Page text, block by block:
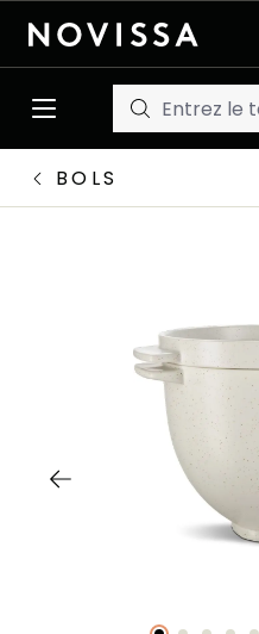
Passer au contenu principal
BOLS